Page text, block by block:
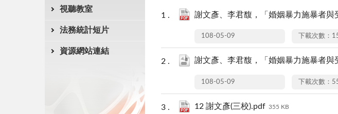
視聽教室
法務統計短片
資源網站連結
謝文彥、李君馥，「婚姻暴力施暴者
108-05-09 下載次數：
謝文彥、李君馥，「婚姻暴力施暴者與
108-05-09 下載次數：
12 謝文彥(三校).pdf 355 KB